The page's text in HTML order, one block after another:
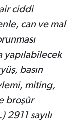
ciddi
can ve mal
yapılabilecek
basın
miting,
broşür
2911 sayılı